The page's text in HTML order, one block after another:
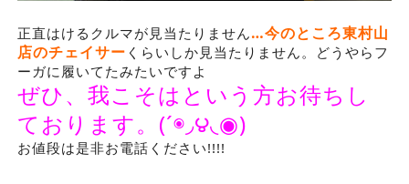
正直はけるクルマが見当たりません…今のところ東村山
店のチェイサー くらいしか見当たりません。どうやらフ
ーガに履いてたみたいですよ
ぜひ、我こそはという方お待ちし
ております。(´◉◞౪◟◉)
お値段は是非お電話ください!!!!